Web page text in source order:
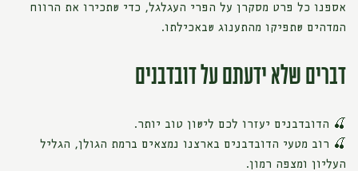
אספנו כל פרט מסקרן על הפרי העגלגל, כדי שתכירו את הרווח
המדהים שתפיקו מהתענוג שבאכילתו.
דברים שלא ידעתם על דובדבנים
🍒 הדובדבנים יעזרו לכם לישון טוב יותר.
🍒 רוב מטעי הדובדבנים בארצנו נמצאים ברמת הגולן, הגליל
העליון ומצפה רמון.